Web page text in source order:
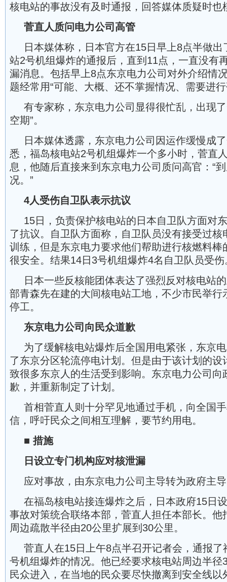
核电站的事故没有及时通报，回答媒体质疑时也
菅直人质问电力公司高管
日本媒体称，日本官方在15日早上8点半做出
站2号机组爆炸的通报后，直到11点，一直没有
漏消息。包括早上8点东京电力公司对外介绍情
题经常用“可能、大概、还不掌握情况、需要进
有专家称，东京电力公司显得很忙乱，出现
空期”。
日本媒体透露，东京电力公司因运作缓慢成
悉，福岛核电站2号机组爆炸一个多小时，菅直
息，他随后直接来到东京电力公司质问高官：“
况。”
4人受伤自卫队表示抗议
15日，负责保护核电站的日本自卫队方面对
了抗议。自卫队方面称，自卫队员没有接受过核
训练，但是东京电力要求他们帮助进行核燃料棒
很安全。结果14日3号机组爆炸4名自卫队员受伤
日本一些反核能团体表达了强烈反对核电站
部青森先在建的大间核电站工地，不少市民举行
停工。
东京电力公司向民众道歉
为了缓解核电站爆炸后全国用电紧张，东京
了东京分区轮流停电计划。但是由于该计划的设
致很多东京人的生活受到影响。东京电力公司向
歉，并重新制定了计划。
首相菅直人则十分罕见地通过手机，向全国
信，呼吁民众之间相互理解，要节约用电。
■ 措施
日设立专门机构应对核泄漏
应对事故，由东京电力公司主导转为政府主导
在福岛核电站接连爆炸之后，日本政府15日
事故对策统合联络本部，菅直人担任本部长。他
周边疏散半径由20公里扩展到30公里。
菅直人在15日上午8点半召开记者会，通报了
号机组爆炸的情况。他已经要求核电站周边半径
民众进入，在当地的民众要尽快撤离到安全线以